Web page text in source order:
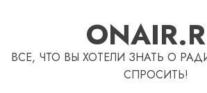
ВСЕ, ЧТО ВЫ ХОТЕЛИ ЗНАТЬ О
СПРОСИТЬ!